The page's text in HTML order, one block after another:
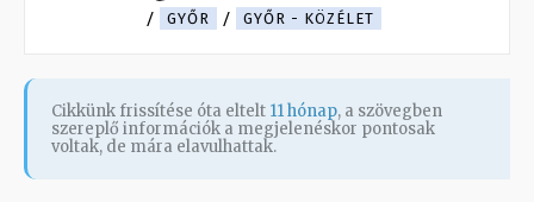
GYŐR
GYŐR - KÖZÉLET
Cikkünk frissítése óta eltelt 11 hónap, a szövegben
szereplő információk a megjelenéskor pontosak
voltak, de mára elavulhattak.